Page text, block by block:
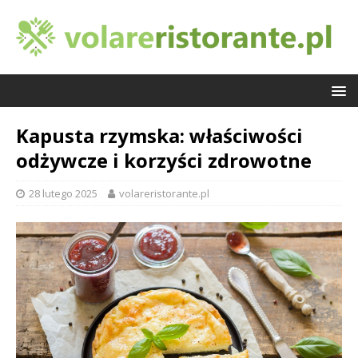
Kapusta rzymska: właściwości
odżywcze i korzyści zdrowotne
28 lutego 2025 volareristorante.pl